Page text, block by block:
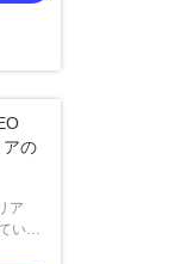
アの
ア
いる